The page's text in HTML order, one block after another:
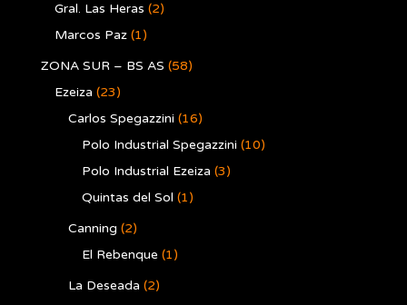
Gral. Las Heras (2)
Marcos Paz (1)
ZONA SUR – BS AS (58)
Ezeiza (23)
Carlos Spegazzini (16)
Polo Industrial Spegazzini (10)
Polo Industrial Ezeiza (3)
Quintas del Sol (1)
Canning (2)
El Rebenque (1)
La Deseada (2)